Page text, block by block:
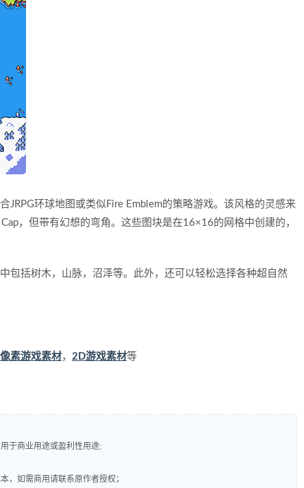
JRPG环球地图或类似Fire Emblem的策略游戏。该风格的灵感来
，但带有幻想的弯角。这些图块是在16×16的网格中创建的，
包括树木，山脉，沼泽等。此外，还可以轻松选择各种超自然
像素游戏素材， 2D游戏素材等
于商业用途或盈利性用途;
，如需商用请联系原作者授权；